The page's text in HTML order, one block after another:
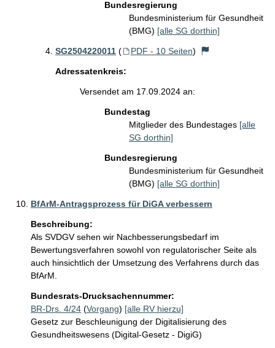
Bundesregierung
Bundesministerium für Gesundheit
(BMG) [alle SG dorthin]
SG2504220011 ( PDF - 10 Seiten)
Adressatenkreis:
Versendet am 17.09.2024 an:
Bundestag
Mitglieder des Bundestages [alle
SG dorthin]
Bundesregierung
Bundesministerium für Gesundheit
(BMG) [alle SG dorthin]
BfArM-Antragsprozess für DiGA verbessern
Beschreibung:
Als SVDGV sehen wir Nachbesserungsbedarf im
Bewertungsverfahren sowohl von regulatorischer Seite als
auch hinsichtlich der Umsetzung des Verfahrens durch das
BfArM.
Bundesrats-Drucksachennummer:
BR-Drs. 4/24 (Vorgang) [alle RV hierzu]
Gesetz zur Beschleunigung der Digitalisierung des
Gesundheitswesens (Digital-Gesetz - DigiG)